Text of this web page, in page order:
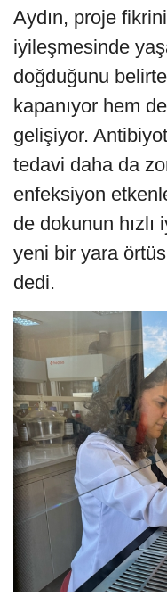
Aydın, proje
iyileşmesinde
doğduğunu
kapanıyor hem
gelişiyor.
tedavi daha da
enfeksiyon
de dokunun
yeni bir yara
dedi.